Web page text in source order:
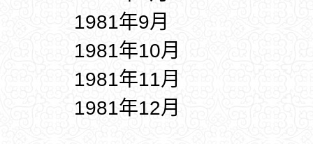
1981年9月
1981年10月
1981年11月
1981年12月